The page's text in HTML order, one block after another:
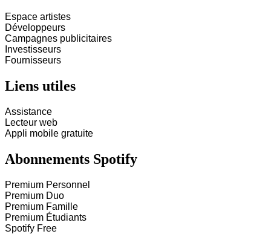
Espace artistes
Développeurs
Campagnes publicitaires
Investisseurs
Fournisseurs
Liens utiles
Assistance
Lecteur web
Appli mobile gratuite
Abonnements Spotify
Premium Personnel
Premium Duo
Premium Famille
Premium Étudiants
Spotify Free